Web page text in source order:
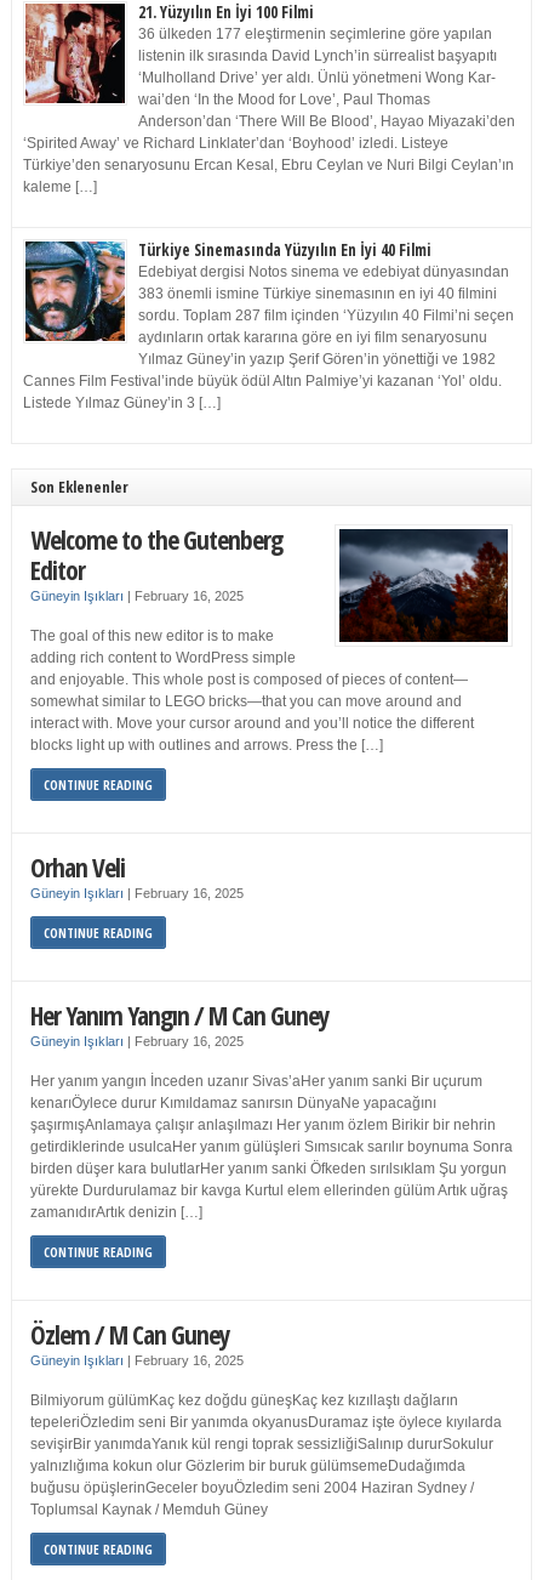
21. Yüzyılın En İyi 100 Filmi
36 ülkeden 177 eleştirmenin seçimlerine göre yapılan
listenin ilk sırasında David Lynch’in sürrealist başyapıtı
‘Mulholland Drive’ yer aldı. Ünlü yönetmeni Wong Kar-
wai’den ‘In the Mood for Love’, Paul Thomas
Anderson’dan ‘There Will Be Blood’, Hayao Miyazaki’den
‘Spirited Away’ ve Richard Linklater’dan ‘Boyhood’ izledi. Listeye
Türkiye’den senaryosunu Ercan Kesal, Ebru Ceylan ve Nuri Bilgi Ceylan’ın
kaleme […]
Türkiye Sinemasında Yüzyılın En İyi 40 Filmi
Edebiyat dergisi Notos sinema ve edebiyat dünyasından
383 önemli ismine Türkiye sinemasının en iyi 40 filmini
sordu. Toplam 287 film içinden ‘Yüzyılın 40 Filmi’ni seçen
aydınların ortak kararına göre en iyi film senaryosunu
Yılmaz Güney’in yazıp Şerif Gören’in yönettiği ve 1982
Cannes Film Festival’inde büyük ödül Altın Palmiye’yi kazanan ‘Yol’ oldu.
Listede Yılmaz Güney’in 3 […]
Son Eklenenler
Welcome to the Gutenberg
Editor
Güneyin Işıkları | February 16, 2025
The goal of this new editor is to make
adding rich content to WordPress simple
and enjoyable. This whole post is composed of pieces of content—
somewhat similar to LEGO bricks—that you can move around and
interact with. Move your cursor around and you’ll notice the different
blocks light up with outlines and arrows. Press the […]
CONTINUE READING
Orhan Veli
Güneyin Işıkları | February 16, 2025
CONTINUE READING
Her Yanım Yangın / M Can Guney
Güneyin Işıkları | February 16, 2025
Her yanım yangın İnceden uzanır Sivas’aHer yanım sanki Bir uçurum
kenarıÖylece durur Kımıldamaz sanırsın DünyaNe yapacağını
şaşırmışAnlamaya çalışır anlaşılmazı Her yanım özlem Birikir bir nehrin
getirdiklerinde usulcaHer yanım gülüşleri Sımsıcak sarılır boynuma Sonra
birden düşer kara bulutlarHer yanım sanki Öfkeden sırılsıklam Şu yorgun
yürekte Durdurulamaz bir kavga Kurtul elem ellerinden gülüm Artık uğraş
zamanıdırArtık denizin […]
CONTINUE READING
Özlem / M Can Guney
Güneyin Işıkları | February 16, 2025
Bilmiyorum gülümKaç kez doğdu güneşKaç kez kızıllaştı dağların
tepeleriÖzledim seni Bir yanımda okyanusDuramaz işte öylece kıyılarda
sevişirBir yanımdaYanık kül rengi toprak sessizliğiSalınıp dururSokulur
yalnızlığıma kokun olur Gözlerim bir buruk gülümsemeDudağımda
buğusu öpüşlerinGeceler boyuÖzledim seni 2004 Haziran Sydney /
Toplumsal Kaynak / Memduh Güney
CONTINUE READING